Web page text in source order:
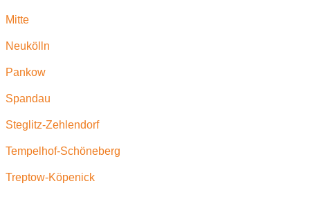
Mitte
Neukölln
Pankow
Spandau
Steglitz-Zehlendorf
Tempelhof-Schöneberg
Treptow-Köpenick